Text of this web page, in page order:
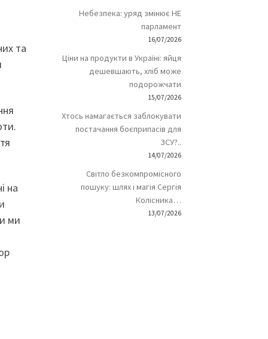
та
на
ми
Небезпека: уряд змінює НЕ
парламент
16/07/2026
Ціни на продукти в Україні: яйця
дешевшають, хліб може
подорожчати
15/07/2026
Хтось намагається заблокувати
постачання боєприпасів для
ЗСУ?..
14/07/2026
Світло безкомпромісного
пошуку: шлях і магія Сергія
Колісника…
13/07/2026